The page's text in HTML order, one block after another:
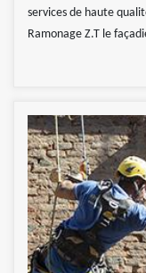
services de haute
Ramonage Z.T le